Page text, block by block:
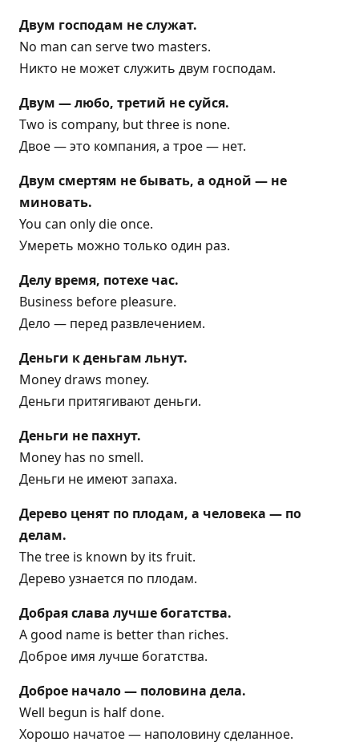
Двум господам не служат.
No man can serve two masters.
Никто не может служить двум господам.
Двум — любо, третий не суйся.
Two is company, but three is none.
Двое — это компания, а трое — нет.
Двум смертям не бывать, а одной — не
миновать.
You can only die once.
Умереть можно только один раз.
Делу время, потехе час.
Business before pleasure.
Дело — перед развлечением.
Деньги к деньгам льнут.
Money draws money.
Деньги притягивают деньги.
Деньги не пахнут.
Money has no smell.
Деньги не имеют запаха.
Дерево ценят по плодам, а человека — по
делам.
The tree is known by its fruit.
Дерево узнается по плодам.
Добрая слава лучше богатства.
A good name is better than riches.
Доброе имя лучше богатства.
Доброе начало — половина дела.
Well begun is half done.
Хорошо начатое — наполовину сделанное.